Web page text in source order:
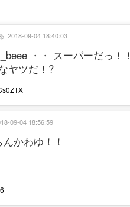
・・ スーパーだっ！！
ヤツだ！?
2018-09-04 18:40:03
かわゆ！！
09-04 18:56:59